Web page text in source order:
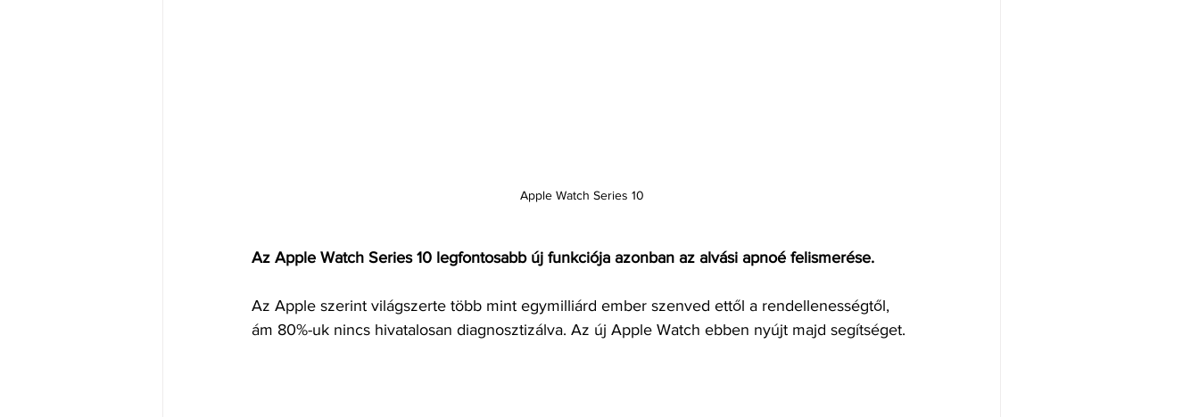
Apple Watch Series 10
Az Apple Watch Series 10 legfontosabb új funkciója azonban az alvási apnoé felismerése.
Az Apple szerint világszerte több mint egymilliárd ember szenved ettől a rendellenességtől,
ám 80%-uk nincs hivatalosan diagnosztizálva. Az új Apple Watch ebben nyújt majd segítséget.